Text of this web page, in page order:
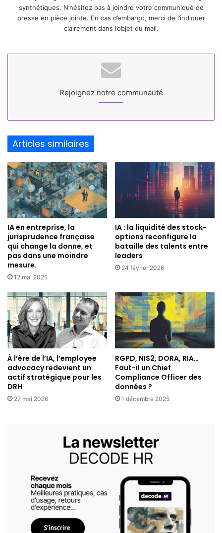
synthétiques. N’hésitez pas à joindre votre communiqué de
presse en pièce jointe. En cas d’embargo, merci de l’indiquer
clairement dans l’objet du mail.
Rejoignez notre communauté
Articles similaires
IA en entreprise, la
jurisprudence française
qui change la donne, et
pas dans une moindre
mesure.
12 mai 2025
IA : la liquidité des stock-
options reconfigure la
bataille des talents entre
leaders
24 février 2026
À l’ère de l’IA, l’employee
advocacy redevient un
actif stratégique pour les
DRH
27 mai 2026
RGPD, NIS2, DORA, RIA…
Faut-il un Chief
Compliance Officer des
données ?
1 décembre 2025